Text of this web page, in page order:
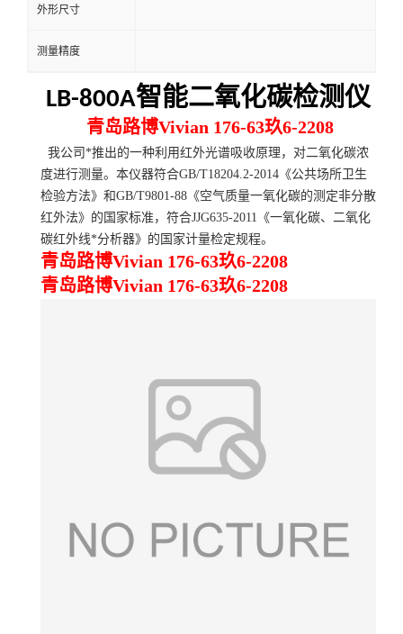
外形尺寸
测量精度
LB-800A智能二氧化碳检测仪
青岛路博Vivian 176-63玖6-2208
我公司*推出的一种利用红外光谱吸收原理，对二氧化碳浓
度进行测量。本仪器符合GB/T18204.2-2014《公共场所卫生
检验方法》和GB/T9801-88《空气质量一氧化碳的测定非分散
红外法》的国家标准，符合JJG635-2011《一氧化碳、二氧化
碳红外线*分析器》的国家计量检定规程。
青岛路博Vivian 176-63玖6-2208
青岛路博Vivian 176-63玖6-2208